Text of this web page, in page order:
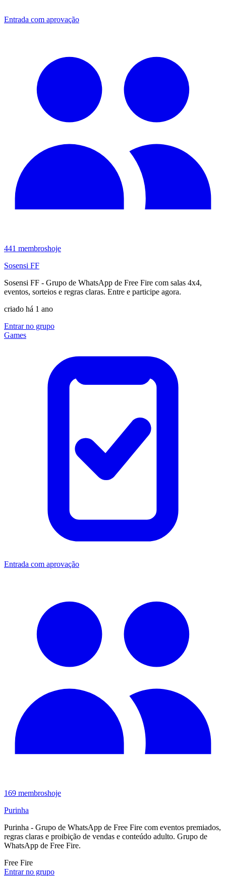
Entrada com aprovação
441 membroshoje
Sosensi FF
Sosensi FF - Grupo de WhatsApp de Free Fire com salas 4x4,
eventos, sorteios e regras claras. Entre e participe agora.
criado há 1 ano
Entrar no grupo
Games
Entrada com aprovação
169 membroshoje
Purinha
Purinha - Grupo de WhatsApp de Free Fire com eventos premiados,
regras claras e proibição de vendas e conteúdo adulto. Grupo de
WhatsApp de Free Fire.
Free Fire
Entrar no grupo